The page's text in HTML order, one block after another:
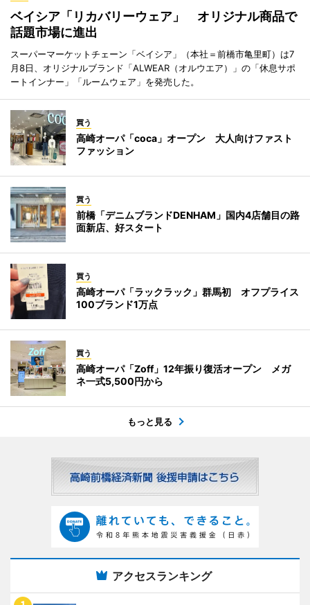
ベイシア「リカバリーウェア」 オリジナル商品で
話題市場に進出
スーパーマーケットチェーン「ベイシア」（本社＝前橋市亀里町）は7
月8日、オリジナルブランド「ALWEAR（オルウエア）」の「休息サポ
ートインナー」「ルームウェア」を発売した。
買う
高崎オーパ「coca」オープン 大人向けファスト
ファッション
買う
前橋「デニムブランドDENHAM」国内4店舗目の路
面新店、好スタート
買う
高崎オーパ「ラックラック」群馬初 オフプライス
100ブランド1万点
買う
高崎オーパ「Zoff」12年振り復活オープン メガ
ネ一式5,500円から
もっと見る
アクセスランキング